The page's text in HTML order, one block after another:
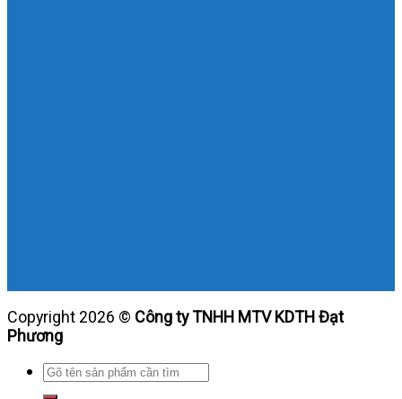
Copyright 2026 © Công ty TNHH MTV KDTH Đạt
Phương
Tìm